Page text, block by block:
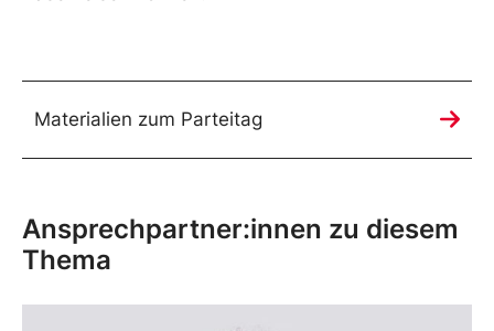
Materialien zum Parteitag
Ansprechpartner:innen zu diesem
Thema